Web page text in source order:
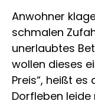
Anwohner
schmalen
unerlaubtes
wollen dieses
Preis“, heißt
Dorfleben leide